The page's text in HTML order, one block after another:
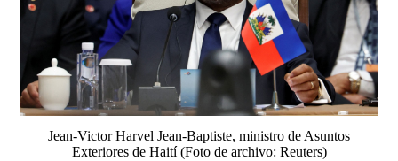
Jean-Victor Harvel Jean-Baptiste, ministro de Asuntos
Exteriores de Haití (Foto de archivo: Reuters)